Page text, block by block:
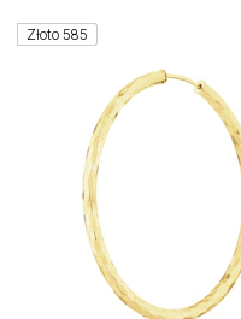
Złoto 585